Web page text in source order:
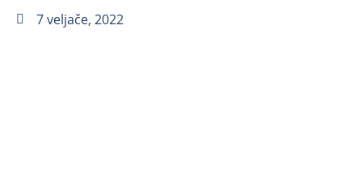
7 veljače, 2022